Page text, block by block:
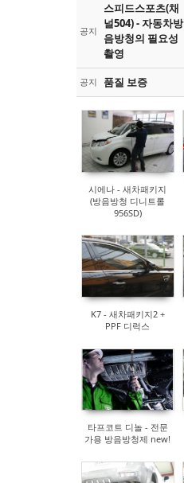
공지
스피드스포츠(채
널504) - 자동차방
음방청의 필요성
촬영
공지 품질 보증
시에나 - 새차패키지
(방음방청 디니트롤
956SD)
K7 - 새차패키지2 +
PPF 디럭스
타프코트 디놀 - 전문
가용 방음방청제 new!